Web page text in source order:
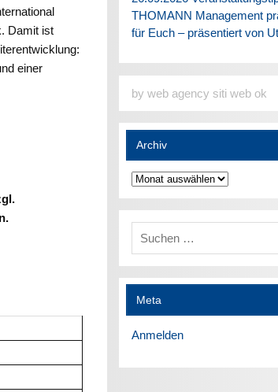
Damit ist
einer
THOMANN Management
für Euch – präsentiert von
by web agency siti web ok
Archiv
Archiv
Meta
Anmelden